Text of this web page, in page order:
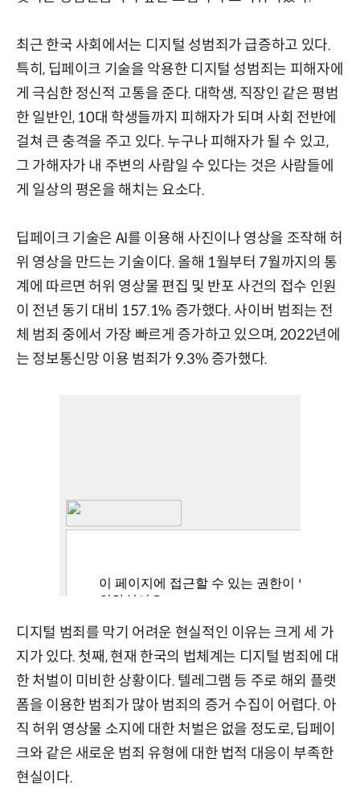
최근 한국 사회에서는 디지털 성범죄가 급증하고 있다.
특히, 딥페이크 기술을 악용한 디지털 성범죄는 피해자에
게 극심한 정신적 고통을 준다. 대학생, 직장인 같은 평범
한 일반인, 10대 학생들까지 피해자가 되며 사회 전반에
걸쳐 큰 충격을 주고 있다. 누구나 피해자가 될 수 있고,
그 가해자가 내 주변의 사람일 수 있다는 것은 사람들에
게 일상의 평온을 해치는 요소다.
딥페이크 기술은 AI를 이용해 사진이나 영상을 조작해 허
위 영상을 만드는 기술이다. 올해 1월부터 7월까지의 통
계에 따르면 허위 영상물 편집 및 반포 사건의 접수 인원
이 전년 동기 대비 157.1% 증가했다. 사이버 범죄는 전
체 범죄 중에서 가장 빠르게 증가하고 있으며, 2022년에
는 정보통신망 이용 범죄가 9.3% 증가했다.
디지털 범죄를 막기 어려운 현실적인 이유는 크게 세 가
지가 있다. 첫째, 현재 한국의 법체계는 디지털 범죄에 대
한 처벌이 미비한 상황이다. 텔레그램 등 주로 해외 플랫
폼을 이용한 범죄가 많아 범죄의 증거 수집이 어렵다. 아
직 허위 영상물 소지에 대한 처벌은 없을 정도로, 딥페이
크와 같은 새로운 범죄 유형에 대한 법적 대응이 부족한
현실이다.